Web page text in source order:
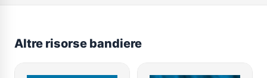
Altre risorse bandiere